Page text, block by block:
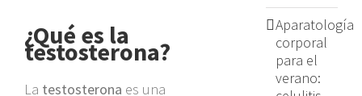
¿Qué es la
testosterona?
La testosterona es una
Aparatología
corporal
para el
verano: